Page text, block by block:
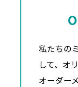
私たちの
して、オ
オーダー